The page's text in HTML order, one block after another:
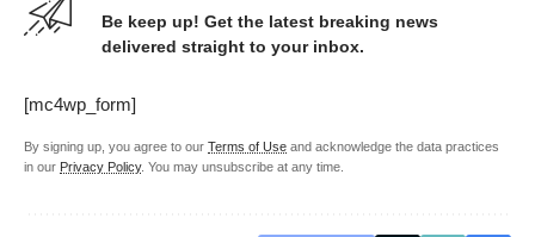
Be keep up! Get the latest breaking news
delivered straight to your inbox.
[mc4wp_form]
By signing up, you agree to our Terms of Use and acknowledge the data practices
in our Privacy Policy. You may unsubscribe at any time.